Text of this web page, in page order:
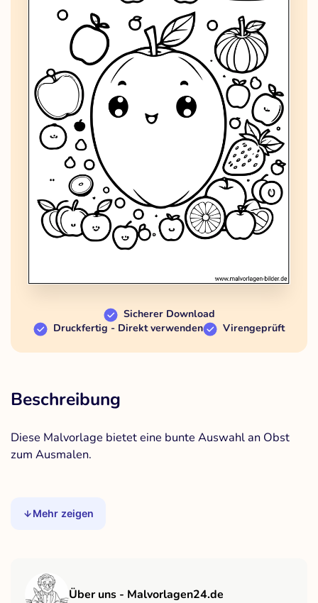
Sicherer Download
Druckfertig - Direkt verwenden
Virengeprüft
Beschreibung
Diese Malvorlage bietet eine bunte Auswahl an Obst
zum Ausmalen.
Mehr zeigen
Über uns - Malvorlagen24.de